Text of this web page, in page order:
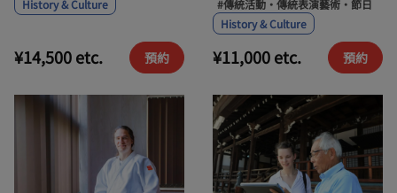
History & Culture
¥14,500 etc. 預約
#傳統活動・傳統表演藝術・節日
History & Culture
¥11,000 etc. 預約